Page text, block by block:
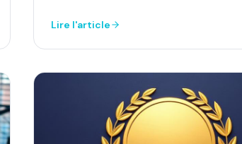
Lire l'article